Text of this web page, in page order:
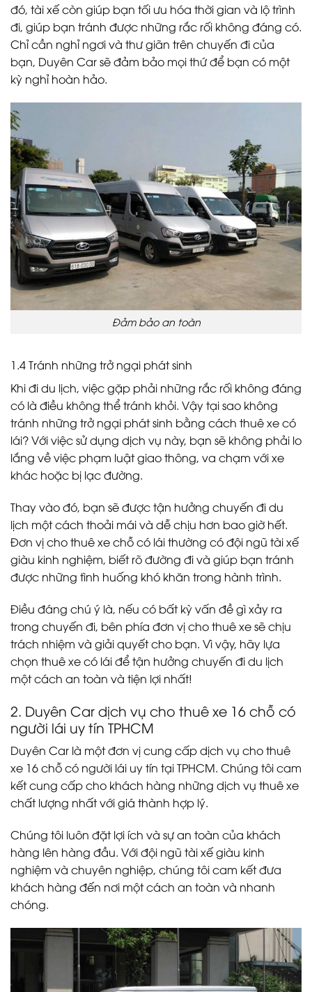
đó, tài xế còn giúp bạn tối ưu hóa thời gian và lộ trình
đi, giúp bạn tránh được những rắc rối không đáng có.
Chỉ cần nghỉ ngơi và thư giãn trên chuyến đi của
bạn, Duyên Car sẽ đảm bảo mọi thứ để bạn có một
kỳ nghỉ hoàn hảo.
Đảm bảo an toàn
1.4Tránh những trở ngại phát sinh
Khi đi du lịch, việc gặp phải những rắc rối không đáng
có là điều không thể tránh khỏi. Vậy tại sao không
tránh những trở ngại phát sinh bằng cách thuê xe có
lái? Với việc sử dụng dịch vụ này, bạn sẽ không phải lo
lắng về việc phạm luật giao thông, va chạm với xe
khác hoặc bị lạc đường.
Thay vào đó, bạn sẽ được tận hưởng chuyến đi du
lịch một cách thoải mái và dễ chịu hơn bao giờ hết.
Đơn vị cho thuê xe chỗ có lái thường có đội ngũ tài xế
giàu kinh nghiệm, biết rõ đường đi và giúp bạn tránh
được những tình huống khó khăn trong hành trình.
Điều đáng chú ý là, nếu có bất kỳ vấn đề gì xảy ra
trong chuyến đi, bên phía đơn vị cho thuê xe sẽ chịu
trách nhiệm và giải quyết cho bạn. Vì vậy, hãy lựa
chọn thuê xe có lái để tận hưởng chuyến đi du lịch
một cách an toàn và tiện lợi nhất!
2. Duyên Car dịch vụ cho thuê xe 16 chỗ có
người lái uy tín TPHCM
Duyên Car là một đơn vị cung cấp dịch vụ cho thuê
xe 16 chỗ có người lái uy tín tại TPHCM. Chúng tôi cam
kết cung cấp cho khách hàng những dịch vụ thuê xe
chất lượng nhất với giá thành hợp lý.
Chúng tôi luôn đặt lợi ích và sự an toàn của khách
hàng lên hàng đầu. Với đội ngũ tài xế giàu kinh
nghiệm và chuyên nghiệp, chúng tôi cam kết đưa
khách hàng đến nơi một cách an toàn và nhanh
chóng.